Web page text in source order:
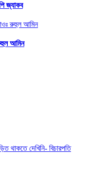
জ্যাকব
রুহুল আমিন